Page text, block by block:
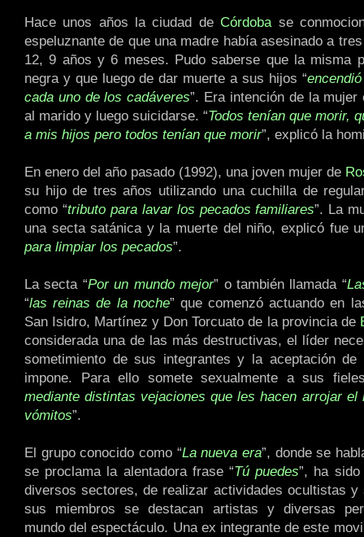
Hace unos años la ciudad deCórdobase
espeluznante de que una madre había asesinado a
12, 9 años y 6 meses. Pudo saberse que la misma
negra y que luego de dar muerte a sus hijos “
cada uno de los cadáveres”. Era intención de la mujer
al marido y luego suicidarse. “Todos tenían que morir,
a mis hijos pero todos tenían que morir”, explicó la
En enero del año pasado (1992), una joven mujer de
su hijo de tres años utilizando una cuchilla de
como “tributo para lavar los pecados familiares”. La
una secta satánica y la muerte del niño, explicó fue
para limpiar los pecados”.
La secta “Por un mundo mejor” o también llamada “
“las reinas de la noche” que comenzó actuando en
San Isidro, Martínez y Don Torcuato de la provincia de
considerada una de las más destructivas, el líder
sometimiento de sus integrantes y la aceptación de
impone. Para ello somete sexualmente a sus
mediante distintas vejaciones que les hacen arrojar el
vómitos”.
El grupo conocido como “La nueva era”, donde se
se proclama la alentadora frase “Tú puedes”, ha
diversos sectores, de realizar actividades ocultistas y
sus miembros se destacan artistas y diversas
mundo del espectáculo. Una ex integrante de este